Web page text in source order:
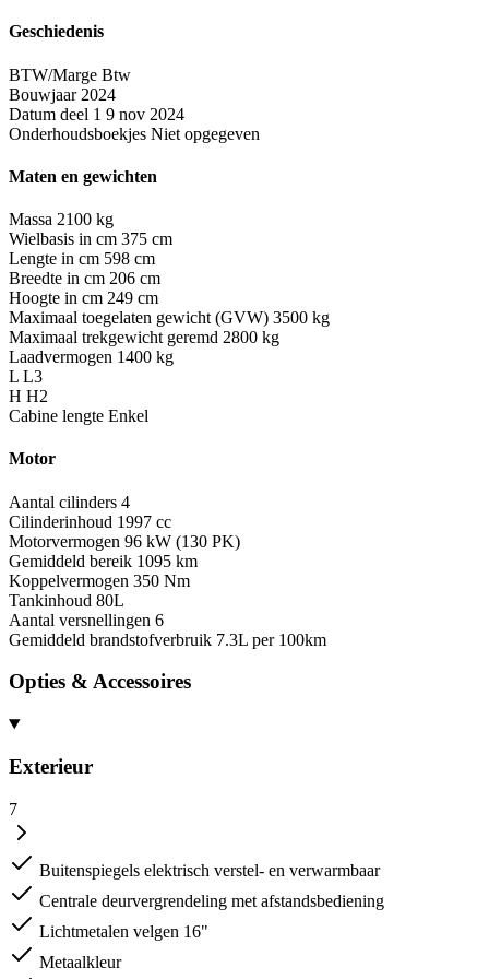
Geschiedenis
BTW/Marge Btw
Bouwjaar 2024
Datum deel 1 9 nov 2024
Onderhoudsboekjes Niet opgegeven
Maten en gewichten
Massa 2100 kg
Wielbasis in cm 375 cm
Lengte in cm 598 cm
Breedte in cm 206 cm
Hoogte in cm 249 cm
Maximaal toegelaten gewicht (GVW) 3500 kg
Maximaal trekgewicht geremd 2800 kg
Laadvermogen 1400 kg
L L3
H H2
Cabine lengte Enkel
Motor
Aantal cilinders 4
Cilinderinhoud 1997 cc
Motorvermogen 96 kW (130 PK)
Gemiddeld bereik 1095 km
Koppelvermogen 350 Nm
Tankinhoud 80L
Aantal versnellingen 6
Gemiddeld brandstofverbruik 7.3L per 100km
Opties & Accessoires
Exterieur
7
Buitenspiegels elektrisch verstel- en verwarmbaar
Centrale deurvergrendeling met afstandsbediening
Lichtmetalen velgen 16"
Metaalkleur